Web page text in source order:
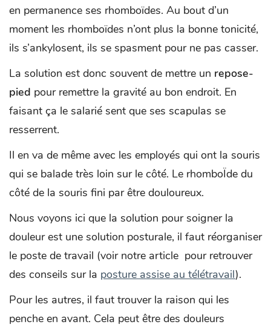
en permanence ses rhomboïdes. Au bout d’un
moment les rhomboïdes n’ont plus la bonne tonicité,
ils s’ankylosent, ils se spasment pour ne pas casser.
La solution est donc souvent de mettre un repose-
pied pour remettre la gravité au bon endroit. En
faisant ça le salarié sent que ses scapulas se
resserrent.
Il en va de même avec les employés qui ont la souris
qui se balade très loin sur le côté. Le rhomboÏde du
côté de la souris fini par être douloureux.
Nous voyons ici que la solution pour soigner la
douleur est une solution posturale, il faut réorganiser
le poste de travail (voir notre article pour retrouver
des conseils sur la posture assise au télétravail).
Pour les autres, il faut trouver la raison qui les
penche en avant. Cela peut être des douleurs